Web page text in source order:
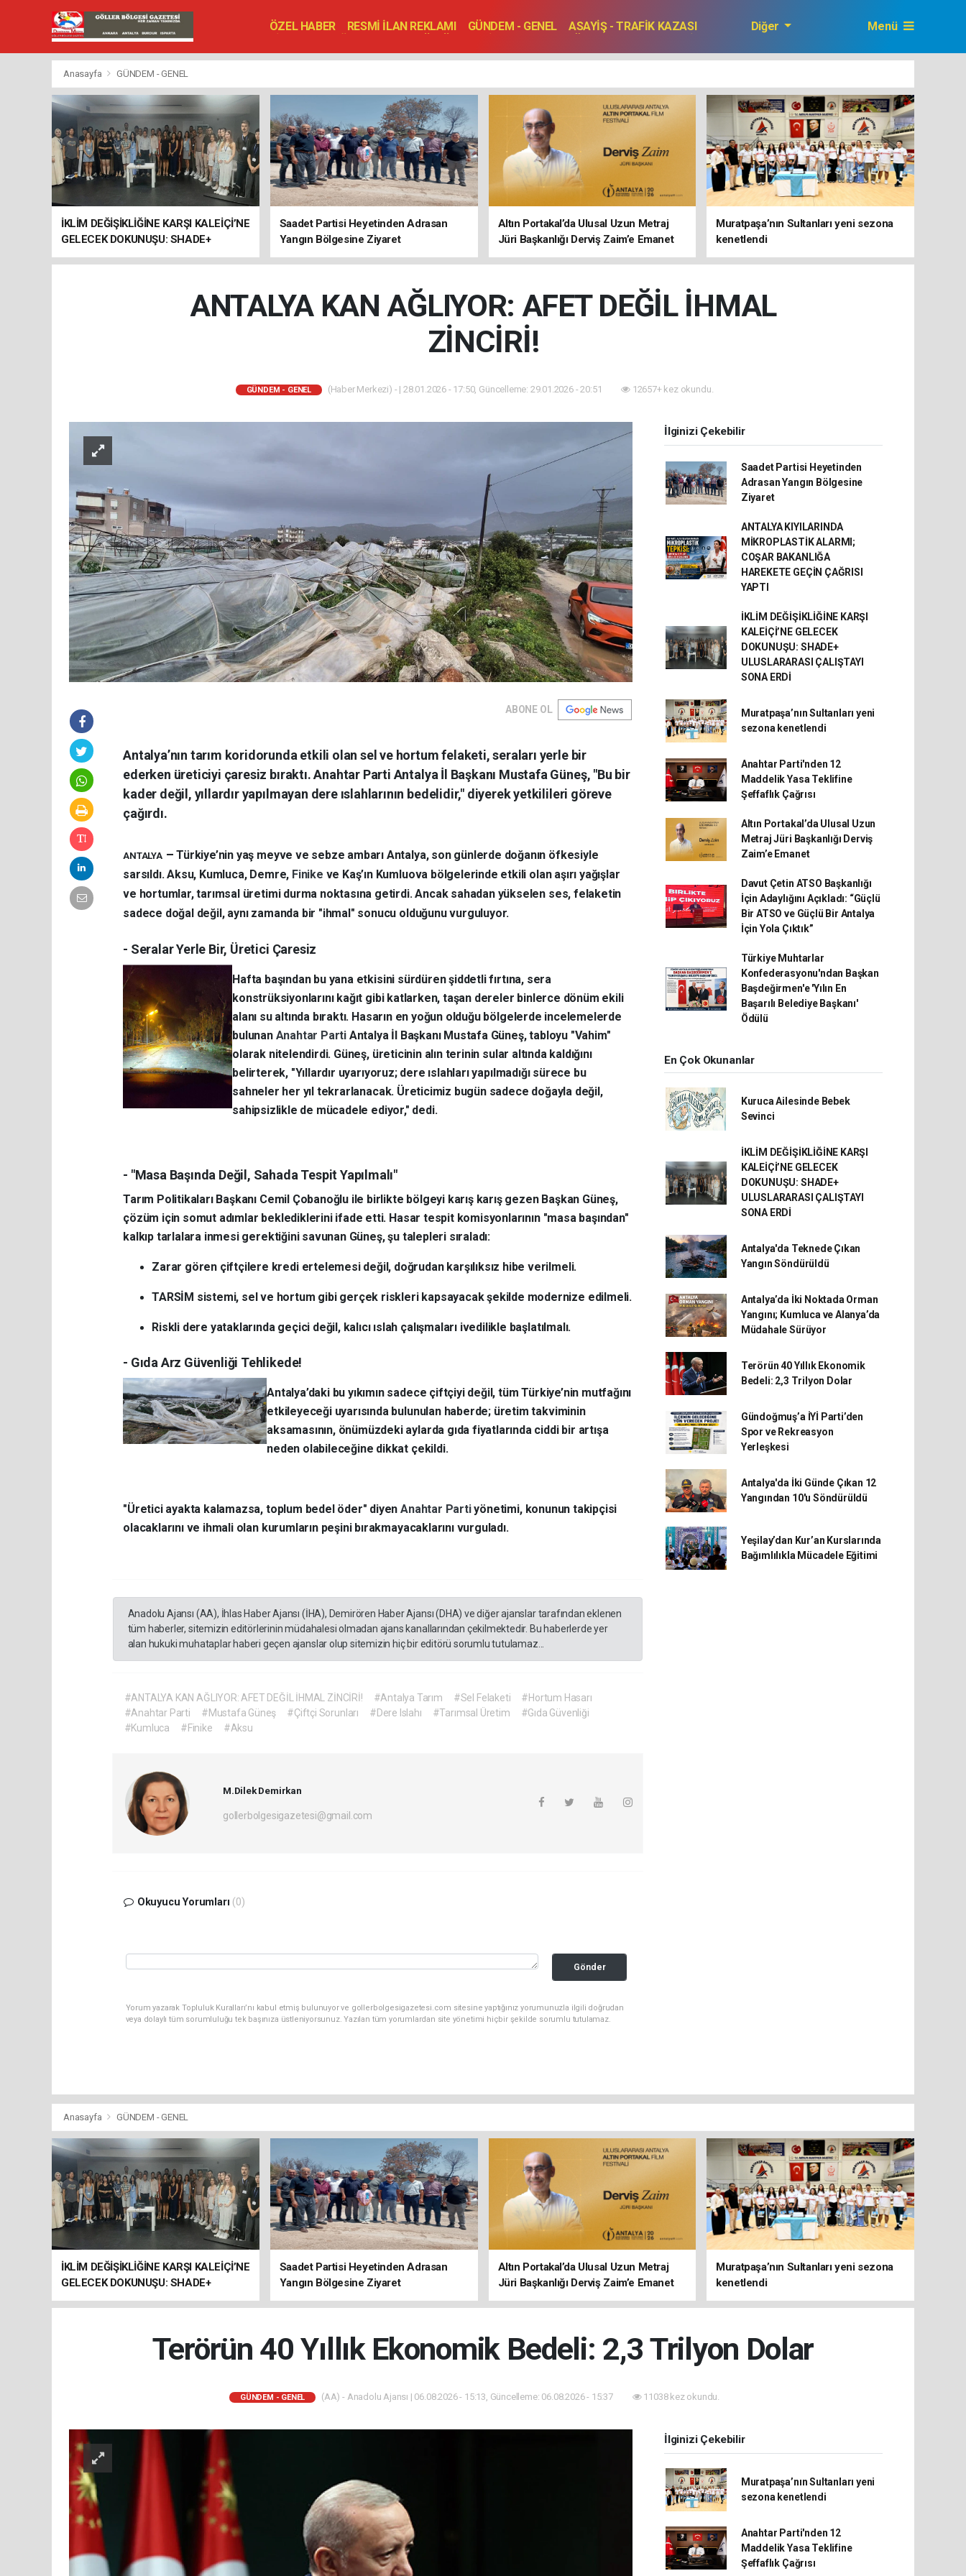
ÖZEL HABER RESMİ İLAN REKLAMI GÜNDEM - GENEL
ASAYİŞ - TRAFİK KAZASI
VEFAT EDENLER
TOPLANTI - DÜĞÜN
Diğer Menü
Anasayfa GÜNDEM - GENEL
İKLİM DEĞİŞİKLİĞİNE KARŞI KALEİÇİ’NE
GELECEK DOKUNUŞU: SHADE+
ULUSLARARASI ÇALIŞTAYI SONA
Saadet Partisi Heyetinden Adrasan
Yangın Bölgesine Ziyaret
Altın Portakal’da Ulusal Uzun Metraj
Jüri Başkanlığı Derviş Zaim’e Emanet
Muratpaşa’nın Sultanları yeni sezona
kenetlendi
ANTALYA KAN AĞLIYOR: AFET DEĞİL İHMAL
ZİNCİRİ!
GÜNDEM - GENEL (Haber Merkezi) - | 28.01.2026 - 17:50, Güncelleme: 29.01.2026 - 20:51 12657+ kez okundu.
ABONE OL
Antalya’nın tarım koridorunda etkili olan sel ve hortum felaketi, seraları yerle bir
ederken üreticiyi çaresiz bıraktı. Anahtar Parti Antalya İl Başkanı Mustafa Güneş, "Bu bir
kader değil, yıllardır yapılmayan dere ıslahlarının bedelidir," diyerek yetkilileri göreve
çağırdı.
ANTALYA – Türkiye’nin yaş meyve ve sebze ambarı Antalya, son günlerde doğanın öfkesiyle
sarsıldı. Aksu, Kumluca, Demre, Finike ve Kaş’ın Kumluova bölgelerinde etkili olan aşırı yağışlar
ve hortumlar, tarımsal üretimi durma noktasına getirdi. Ancak sahadan yükselen ses, felaketin
sadece doğal değil, aynı zamanda bir "ihmal" sonucu olduğunu vurguluyor.
- Seralar Yerle Bir, Üretici Çaresiz
Hafta başından bu yana etkisini sürdüren şiddetli fırtına, sera
konstrüksiyonlarını kağıt gibi katlarken, taşan dereler binlerce dönüm ekili
alanı su altında bıraktı. Hasarın en yoğun olduğu bölgelerde incelemelerde
bulunan Anahtar Parti Antalya İl Başkanı Mustafa Güneş, tabloyu "Vahim"
olarak nitelendirdi. Güneş, üreticinin alın terinin sular altında kaldığını
belirterek, "Yıllardır uyarıyoruz; dere ıslahları yapılmadığı sürece bu
sahneler her yıl tekrarlanacak. Üreticimiz bugün sadece doğayla değil,
sahipsizlikle de mücadele ediyor," dedi.
- "Masa Başında Değil, Sahada Tespit Yapılmalı"
Tarım Politikaları Başkanı Cemil Çobanoğlu ile birlikte bölgeyi karış karış gezen Başkan Güneş,
çözüm için somut adımlar beklediklerini ifade etti. Hasar tespit komisyonlarının "masa başından"
kalkıp tarlalara inmesi gerektiğini savunan Güneş, şu talepleri sıraladı:
Zarar gören çiftçilere kredi ertelemesi değil, doğrudan karşılıksız hibe verilmeli.
TARSİM sistemi, sel ve hortum gibi gerçek riskleri kapsayacak şekilde modernize edilmeli.
Riskli dere yataklarında geçici değil, kalıcı ıslah çalışmaları ivedilikle başlatılmalı.
- Gıda Arz Güvenliği Tehlikede!
Antalya’daki bu yıkımın sadece çiftçiyi değil, tüm Türkiye’nin mutfağını
etkileyeceği uyarısında bulunulan haberde; üretim takviminin
aksamasının, önümüzdeki aylarda gıda fiyatlarında ciddi bir artışa
neden olabileceğine dikkat çekildi.
"Üretici ayakta kalamazsa, toplum bedel öder" diyenAnahtar Partiyönetimi, konunun takipçisi
olacaklarını ve ihmali olan kurumların peşini bırakmayacaklarını vurguladı.
Anadolu Ajansı (AA), İhlas Haber Ajansı (İHA), Demirören Haber Ajansı (DHA) ve diğer ajanslar tarafından eklenen
tüm haberler, sitemizin editörlerinin müdahalesi olmadan ajans kanallarından çekilmektedir. Bu haberlerde yer
alan hukuki muhataplar haberi geçen ajanslar olup sitemizin hiç bir editörü sorumlu tutulamaz...
#ANTALYA KAN AĞLIYOR: AFET DEĞİL İHMAL ZİNCİRİ! #Antalya Tarım #Sel Felaketi
#Hortum Hasarı
#Anahtar Parti
#Mustafa Güneş #Çiftçi Sorunları #Dere Islahı #Tarımsal Üretim
#Gıda Güvenliği
#Kumluca
#Finike #Aksu
M.Dilek Demirkan
gollerbolgesigazetesi@gmail.com
Okuyucu Yorumları (0)
Gönder
Yorum yazarak Topluluk Kuralları’nı kabul etmiş bulunuyor ve gollerbolgesigazetesi.com sitesine yaptığınız yorumunuzla ilgili doğrudan
veya dolaylı tüm sorumluluğu tek başınıza üstleniyorsunuz. Yazılan tüm yorumlardan site yönetimi hiçbir şekilde sorumlu tutulamaz.
İlginizi Çekebilir
Saadet Partisi Heyetinden
Adrasan Yangın Bölgesine
Ziyaret
ANTALYA KIYILARINDA
MİKROPLASTİK ALARMI;
COŞAR BAKANLIĞA
HAREKETE GEÇİN ÇAĞRISI
YAPTI
İKLİM DEĞİŞİKLİĞİNE KARŞI
KALEİÇİ’NE GELECEK
DOKUNUŞU: SHADE+
ULUSLARARASI ÇALIŞTAYI
SONA ERDİ
Muratpaşa’nın Sultanları yeni
sezona kenetlendi
Anahtar Parti'nden 12
Maddelik Yasa Teklifine
Şeffaflık Çağrısı
Altın Portakal’da Ulusal Uzun
Metraj Jüri Başkanlığı Derviş
Zaim’e Emanet
Davut Çetin ATSO Başkanlığı
İçin Adaylığını Açıkladı: “Güçlü
Bir ATSO ve Güçlü Bir Antalya
İçin Yola Çıktık”
Türkiye Muhtarlar
Konfederasyonu'ndan Başkan
Başdeğirmen'e 'Yılın En
Başarılı Belediye Başkanı'
Ödülü
En Çok Okunanlar
Kuruca Ailesinde Bebek
Sevinci
İKLİM DEĞİŞİKLİĞİNE KARŞI
KALEİÇİ’NE GELECEK
DOKUNUŞU: SHADE+
ULUSLARARASI ÇALIŞTAYI
SONA ERDİ
Antalya'da Teknede Çıkan
Yangın Söndürüldü
Antalya’da İki Noktada Orman
Yangını; Kumluca ve Alanya’da
Müdahale Sürüyor
Terörün 40 Yıllık Ekonomik
Bedeli: 2,3 Trilyon Dolar
Gündoğmuş’a İYİ Parti’den
Spor ve Rekreasyon
Yerleşkesi
Antalya'da İki Günde Çıkan 12
Yangından 10'u Söndürüldü
Yeşilay’dan Kur’an Kurslarında
Bağımlılıkla Mücadele Eğitimi
Anasayfa GÜNDEM - GENEL
İKLİM DEĞİŞİKLİĞİNE KARŞI KALEİÇİ’NE
GELECEK DOKUNUŞU: SHADE+
ULUSLARARASI ÇALIŞTAYI SONA
Saadet Partisi Heyetinden Adrasan
Yangın Bölgesine Ziyaret
Altın Portakal’da Ulusal Uzun Metraj
Jüri Başkanlığı Derviş Zaim’e Emanet
Muratpaşa’nın Sultanları yeni sezona
kenetlendi
Terörün 40 Yıllık Ekonomik Bedeli: 2,3 Trilyon Dolar
GÜNDEM - GENEL (AA) - Anadolu Ajansı | 06.08.2026 - 15:13, Güncelleme: 06.08.2026 - 15:37 11038 kez okundu.
İlginizi Çekebilir
Muratpaşa’nın Sultanları yeni
sezona kenetlendi
Anahtar Parti'nden 12
Maddelik Yasa Teklifine
Şeffaflık Çağrısı